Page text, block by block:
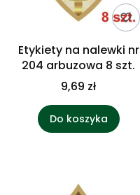
Etykiety na nalewki nr
204 arbuzowa 8 szt.
9,69 zł
Do koszyka